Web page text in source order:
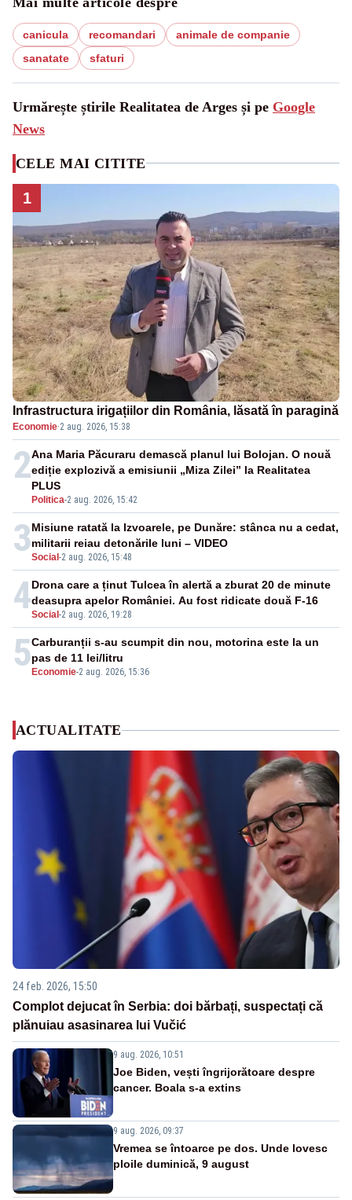
canicula recomandari
animale de companie
sanatate
sfaturi
Urmărește știrile Realitatea de Arges și pe Google
News
CELE MAI CITITE
1
Infrastructura irigațiilor din România, lăsată în paragină
Economie·2 aug. 2026, 15:38
2
Politica-2 aug. 2026, 15:42
Ana Maria Păcuraru demască planul lui Bolojan. O nouă
ediție explozivă a emisiunii „Miza Zilei” la Realitatea
PLUS
3Social -2 aug. 2026, 15:48
Misiune ratată la Izvoarele, pe Dunăre: stânca nu a cedat,
militarii reiau detonările luni – VIDEO
4Social -2 aug. 2026, 19:28
Drona care a ținut Tulcea în alertă a zburat 20 de minute
deasupra apelor României. Au fost ridicate două F-16
5 Economie-2 aug. 2026, 15:36
Carburanții s-au scumpit din nou, motorina este la un
pas de 11 lei/litru
ACTUALITATE
24 feb. 2026, 15:50
Complot dejucat în Serbia: doi bărbați, suspectați că
plănuiau asasinarea lui Vučić
9 aug. 2026, 10:51
Joe Biden, vești îngrijorătoare despre
cancer. Boala s-a extins
9 aug. 2026, 09:37
Vremea se întoarce pe dos. Unde lovesc
ploile duminică, 9 august